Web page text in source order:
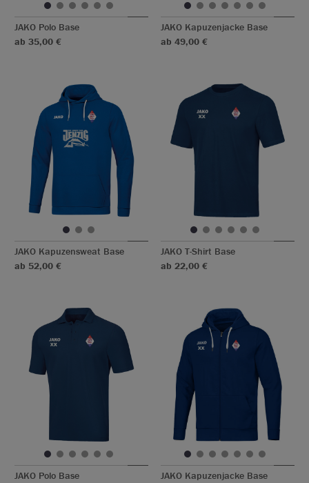
JAKO Polo Base
ab 35,00 €
JAKO Kapuzenjacke Base
ab 49,00 €
JAKO Kapuzensweat Base
ab 52,00 €
JAKO T-Shirt Base
ab 22,00 €
JAKO Polo Base
JAKO Kapuzenjacke Base